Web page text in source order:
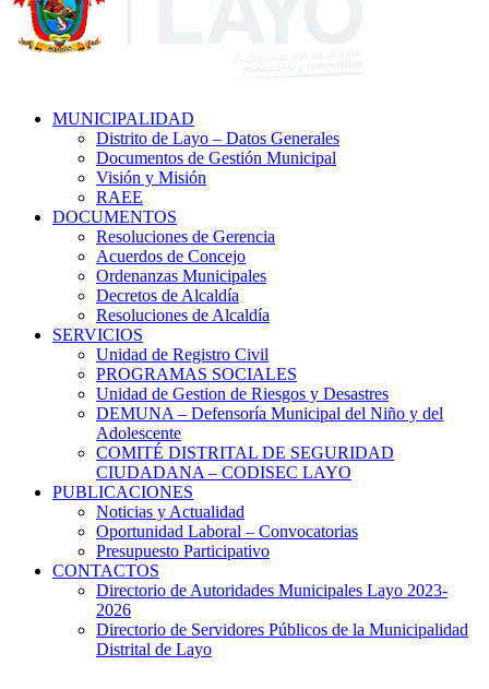
MUNICIPALIDAD
Distrito de Layo – Datos Generales
Documentos de Gestión Municipal
Visión y Misión
RAEE
DOCUMENTOS
Resoluciones de Gerencia
Acuerdos de Concejo
Ordenanzas Municipales
Decretos de Alcaldía
Resoluciones de Alcaldía
SERVICIOS
Unidad de Registro Civil
PROGRAMAS SOCIALES
Unidad de Gestion de Riesgos y Desastres
DEMUNA – Defensoría Municipal del Niño y del
Adolescente
COMITÉ DISTRITAL DE SEGURIDAD
CIUDADANA – CODISEC LAYO
PUBLICACIONES
Noticias y Actualidad
Oportunidad Laboral – Convocatorias
Presupuesto Participativo
CONTACTOS
Directorio de Autoridades Municipales Layo 2023-
2026
Directorio de Servidores Públicos de la Municipalidad
Distrital de Layo